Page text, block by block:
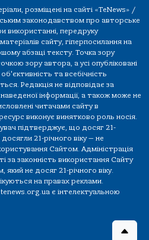
розміщені на сайті «TeNews» /
законодавством про авторське
використанні, передруку
сайту, гіперпосилання на
абзаці тексту. Точка зору
зору автора, а усі опубліковані
та всебічність
Редакція не відповідає за
інформації, а також може не
читачами сайту в
виконує винятково роль носія.
підтверджує, що досяг 21-
21-річного віку — не
Сайтом. Адміністрація
за законність використання Сайту
який не досяг 21-річного віку.
на правах реклами.
є інтелектуальною